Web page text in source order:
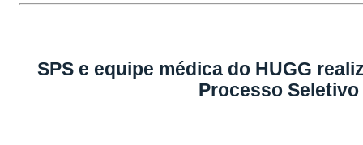
SPS e equipe médica do HUGG
Processo